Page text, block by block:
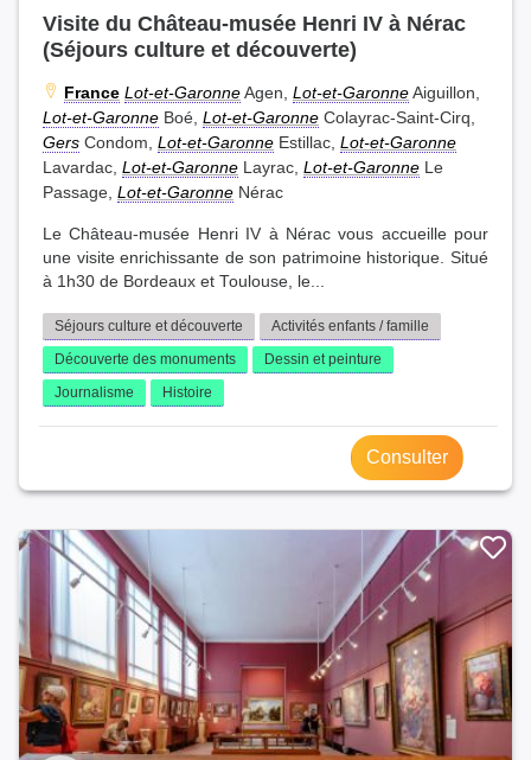
Visite du Château-musée Henri IV à Nérac
(Séjours culture et découverte)
France Lot-et-GaronneAgen, Lot-et-GaronneAiguillon,
Lot-et-Garonne Boé, Lot-et-Garonne Colayrac-Saint-Cirq,
Gers Condom, Lot-et-Garonne Estillac, Lot-et-Garonne
Lavardac, Lot-et-Garonne Layrac, Lot-et-Garonne Le
Passage, Lot-et-Garonne Nérac
Le Château-musée Henri IV à Nérac vous accueille pour
une visite enrichissante de son patrimoine historique. Situé
à 1h30 de Bordeaux et Toulouse, le...
Séjours culture et découverte
Activités enfants / famille
Découverte des monuments
Dessin et peinture
Journalisme
Histoire
Consulter